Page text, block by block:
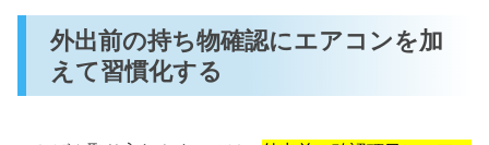
外出前の持ち物確認にエアコンを加
えて習慣化する